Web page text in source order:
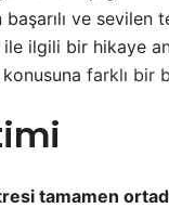
başarılı ve
ile ilgili bir hikaye
farklı bir
tamamen